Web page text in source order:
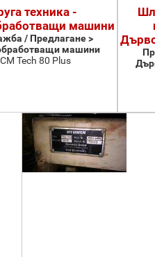
техника -
машини
/ Предлагане >
машини
Tech 80 Plus